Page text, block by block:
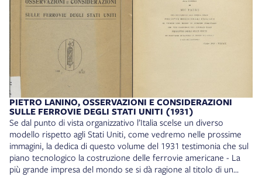
PIETRO LANINO, OSSERVAZIONI E CONSIDERAZIONI
SULLE FERROVIE DEGLI STATI UNITI (1931)
Se dal punto di vista organizzativo l’Italia scelse un diverso
modello rispetto agli Stati Uniti, come vedremo nelle prossime
immagini, la dedica di questo volume del 1931 testimonia che sul
piano tecnologico la costruzione delle ferrovie americane - La
più grande impresa del mondo se si dà ragione al titolo di un